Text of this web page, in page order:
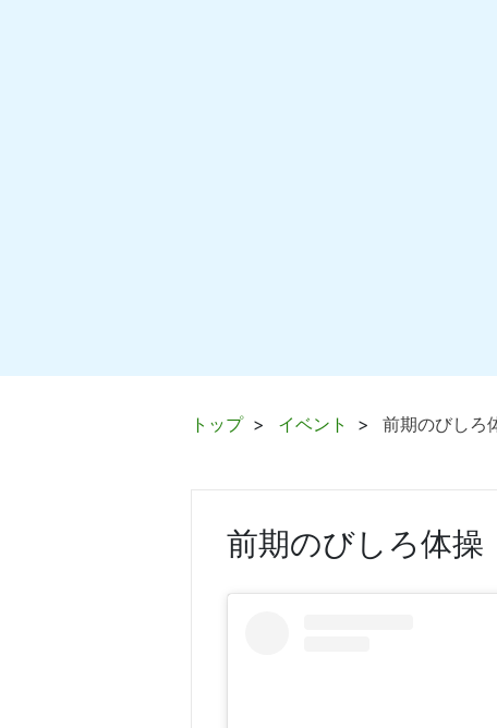
トップ イベント 前期のびしろ
前期のびしろ体操